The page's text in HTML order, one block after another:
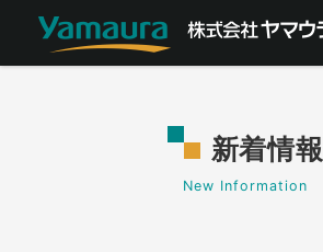
新着情報
New Information